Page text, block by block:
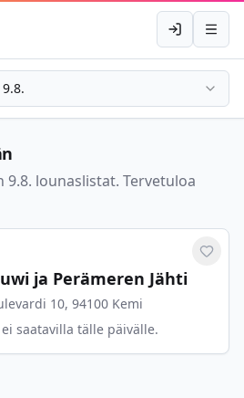
KirjauduAvaa
lounaslistat. Tervetuloa
ja Perämeren Jähti
10, 94100 Kemi
saatavilla tälle päivälle.